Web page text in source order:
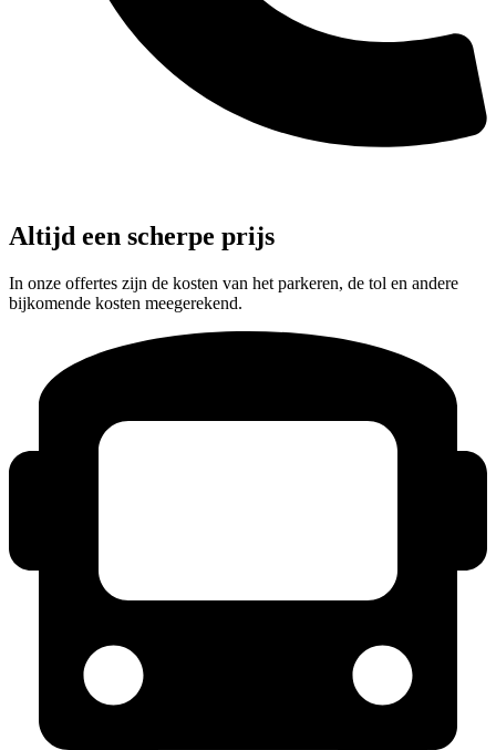
Altijd een scherpe prijs
In onze offertes zijn de kosten van het parkeren, de tol en andere
bijkomende kosten meegerekend.